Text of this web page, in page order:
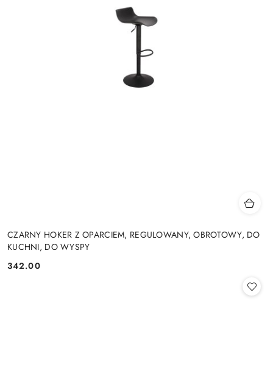
CZARNY HOKER Z OPARCIEM, REGULOWANY, OBROTOWY, DO
KUCHNI, DO WYSPY
Cena:
342.00